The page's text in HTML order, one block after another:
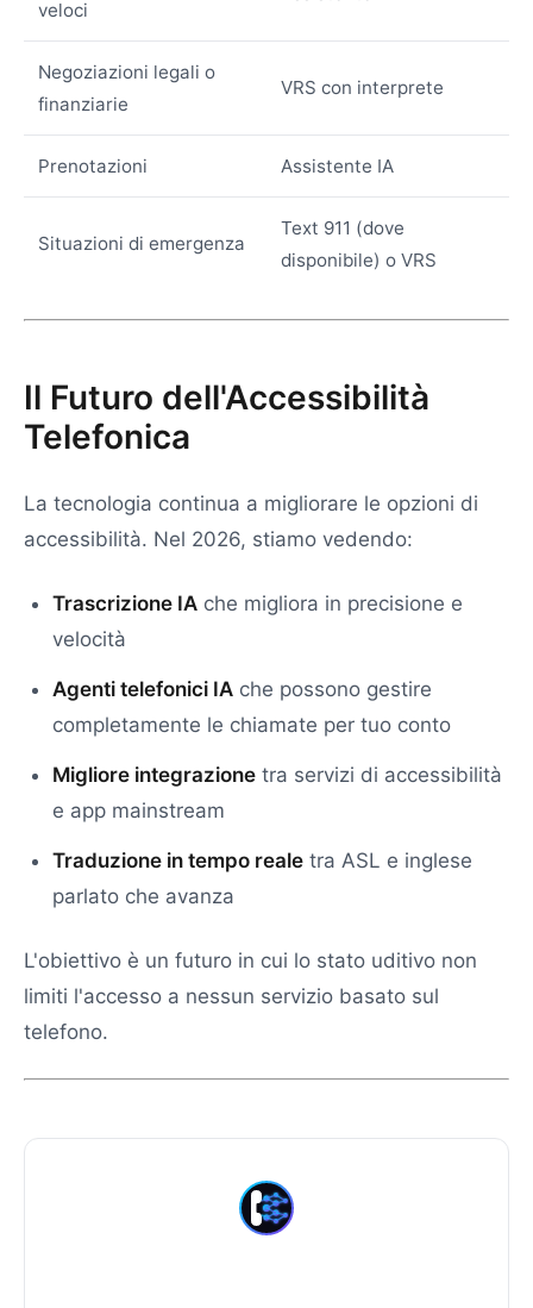
veloci
Negoziazioni legali o
finanziarie
VRS con interprete
Prenotazioni Assistente IA
Situazioni di emergenza
Text 911 (dove
disponibile) o VRS
Il Futuro dell'Accessibilità
Telefonica
La tecnologia continua a migliorare le opzioni di
accessibilità. Nel 2026, stiamo vedendo:
Trascrizione IA che migliora in precisione e
velocità
Agenti telefonici IA che possono gestire
completamente le chiamate per tuo conto
Migliore integrazione tra servizi di accessibilità
e app mainstream
Traduzione in tempo reale tra ASL e inglese
parlato che avanza
L'obiettivo è un futuro in cui lo stato uditivo non
limiti l'accesso a nessun servizio basato sul
telefono.